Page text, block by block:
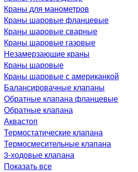
Краны для манометров
Краны шаровые фланцевые
Краны шаровые сварные
Краны шаровые газовые
Незамерзающие краны
Краны шаровые
Краны шаровые с американкой
Балансировачные клапаны
Обратные клапана фланцевые
Обратные клапана
Аквастоп
Термостатические клапана
Термосмесительные клапана
3-ходовые клапана
Показать все